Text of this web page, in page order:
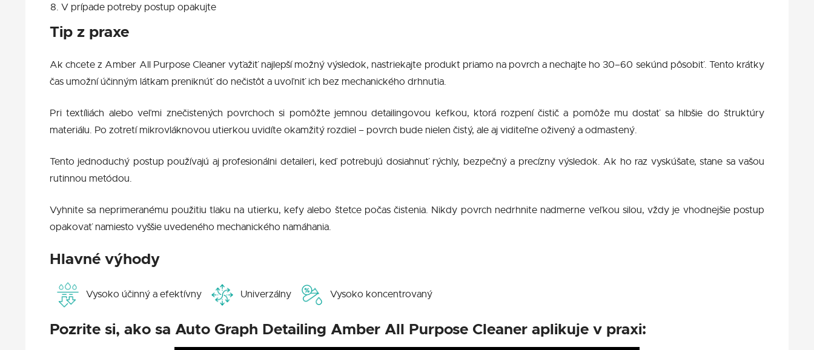
V prípade potreby postup opakujte
Tip z praxe
Ak chcete z Amber All Purpose Cleaner vyťažiť najlepší možný výsledok, nastriekajte produkt priamo na povrch a nechajte ho 30–60 sekúnd pôsobiť. Tento krátky
čas umožní účinným látkam preniknúť do nečistôt a uvoľniť ich bez mechanického drhnutia.
Pri textíliách alebo veľmi znečistených povrchoch si pomôžte jemnou detailingovou kefkou, ktorá rozpení čistič a pomôže mu dostať sa hlbšie do štruktúry
materiálu. Po zotretí mikrovláknovou utierkou uvidíte okamžitý rozdiel – povrch bude nielen čistý, ale aj viditeľne oživený a odmastený.
Tento jednoduchý postup používajú aj profesionálni detaileri, keď potrebujú dosiahnuť rýchly, bezpečný a precízny výsledok. Ak ho raz vyskúšate, stane sa vašou
rutinnou metódou.
Vyhnite sa neprimeranému použitiu tlaku na utierku, kefy alebo štetce počas čistenia. Nikdy povrch nedrhnite nadmerne veľkou silou, vždy je vhodnejšie postup
opakovať namiesto vyššie uvedeného mechanického namáhania.
Hlavné výhody
Vysoko účinný a efektívny Univerzálny Vysoko koncentrovaný
Pozrite si, ako sa Auto Graph Detailing Amber All Purpose Cleaner aplikuje v praxi: